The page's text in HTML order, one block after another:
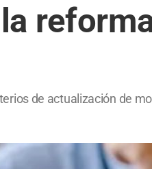
de actualización de